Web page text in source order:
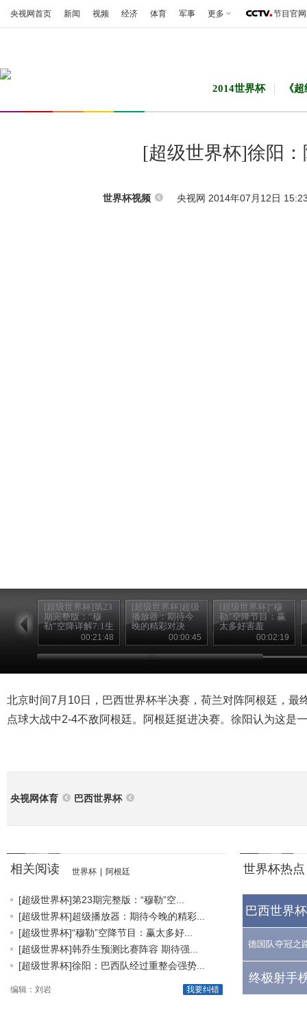
央视网首页 新闻 视频 经济 体育 军事 更多 节目官网
2014世界杯 《
[超级世界杯]徐阳
世界杯视频 央视网 2014年07月12日
[超级世界杯]第23
期完整版：“穆
勒”空降详解7:1生
00:21:48
[超级世界杯]超级
播放器：期待今
晚的精彩对决
00:00:45
[超级世界杯]“穆
勒”空降节目：赢
太多好害羞
00:02:19
北京时间7月10日，巴西世界杯半决赛，荷兰对阵阿根廷，最
点球大战中2-4不敌阿根廷。阿根廷挺进决赛。徐阳认为这是
央视网体育 巴西世界杯
相关阅读 世界杯 阿根廷
[超级世界杯]第23期完整版：“穆勒”空...
[超级世界杯]超级播放器：期待今晚的精彩...
[超级世界杯]“穆勒”空降节目：赢太多好...
[超级世界杯]韩乔生预测比赛阵容 期待强...
[超级世界杯]徐阳：巴西队经过重整会强势...
我要纠错
编辑：刘岩
世界杯热点
巴西世界
德国队夺冠之
终极射手